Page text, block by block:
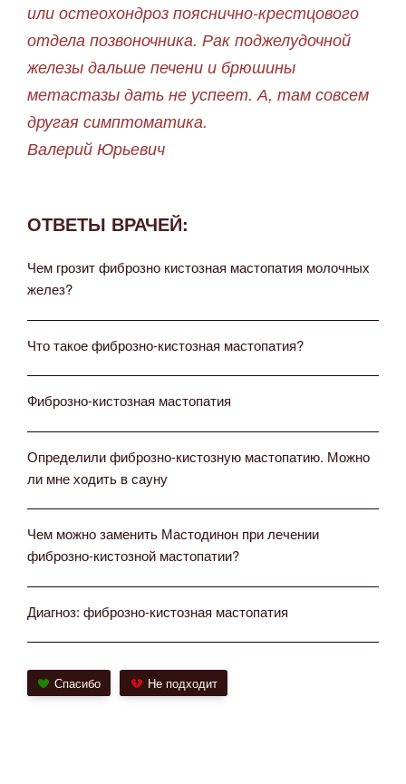
или остеохондроз пояснично-крестцового
отдела позвоночника. Рак поджелудочной
железы дальше печени и брюшины
метастазы дать не успеет. А, там совсем
другая симптоматика.
Валерий Юрьевич
ОТВЕТЫ ВРАЧЕЙ:
Чем грозит фиброзно кистозная мастопатия молочных
желез?
Что такое фиброзно-кистозная мастопатия?
Фиброзно-кистозная мастопатия
Определили фиброзно-кистозную мастопатию. Можно
ли мне ходить в сауну
Чем можно заменить Мастодинон при лечении
фиброзно-кистозной мастопатии?
Диагноз: фиброзно-кистозная мастопатия
Спасибо Не подходит